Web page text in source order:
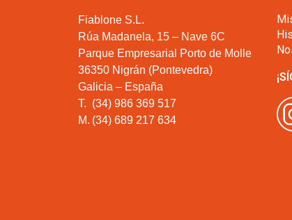
Fiablone S.L.
Rúa Madanela, 15 – Nave 6C
Parque Empresarial Porto de Molle
36350 Nigrán (Pontevedra)
Galicia – España
T. (34) 986 369 517
M. (34) 689 217 634